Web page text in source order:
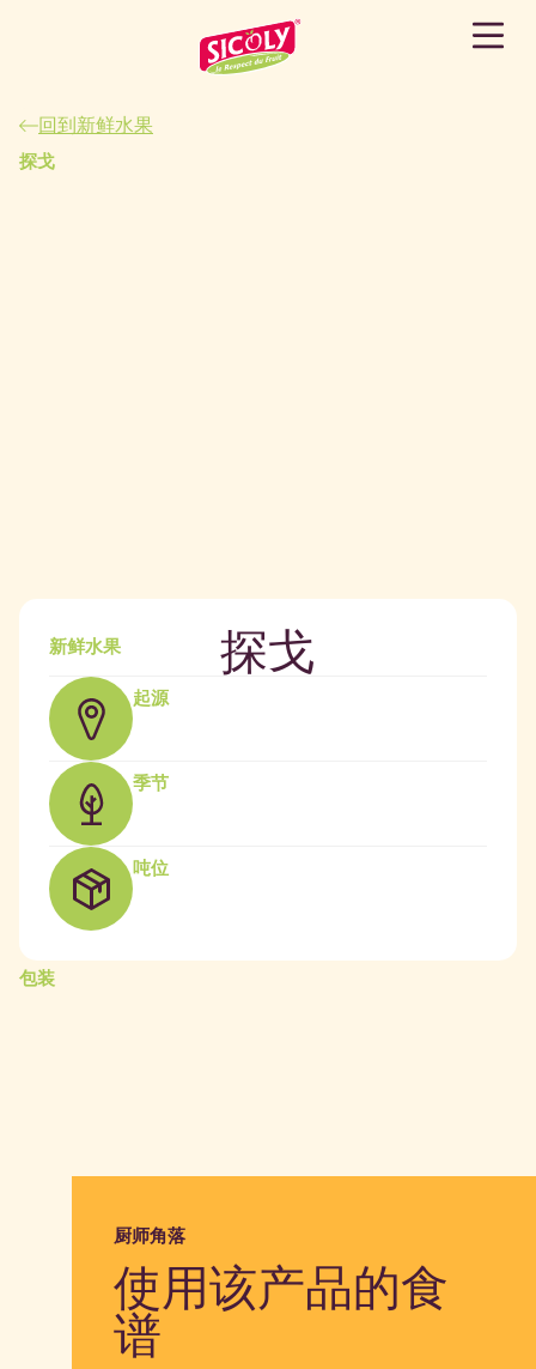
回到新鲜水果
探戈
新鲜水果 探戈
起源
季节
吨位
包装
厨师角落
使用该产品的食
谱